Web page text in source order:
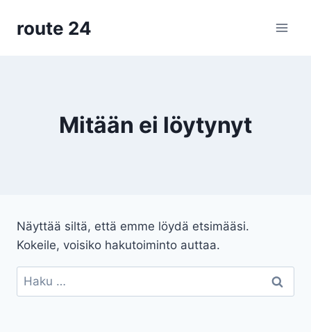
sisältöön
route 24
Mitään ei löytynyt
Näyttää siltä, että emme löydä etsimääsi.
Kokeile, voisiko hakutoiminto auttaa.
Haku: